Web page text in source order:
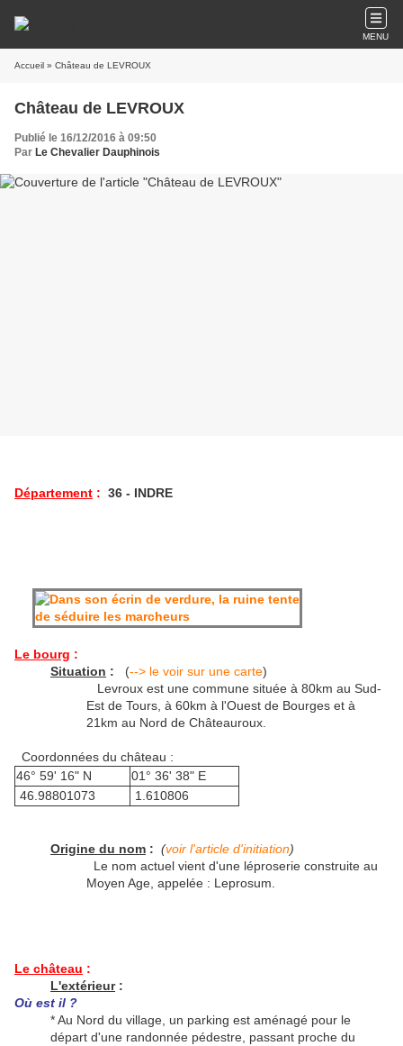
MENU
Accueil » Château de LEVROUX
Château de LEVROUX
Publié le 16/12/2016 à 09:50
Par Le Chevalier Dauphinois
Département : 36 - INDRE
Le bourg :
Situation : (--> le voir sur une carte)
Levroux est une commune située à 80km au Sud-
Est de Tours, à 60km à l'Ouest de Bourges et à
21km au Nord de Châteauroux.
Coordonnées du château :
46° 59' 16" N
01° 36' 38" E
46.98801073
1.610806
Origine du nom : (voir l'article d'initiation)
Le nom actuel vient d'une léproserie construite au
Moyen Age, appelée : Leprosum.
Le château :
L'extérieur:
Où est il ?
* Au Nord du village, un parking est aménagé pour le
départ d'une randonnée pédestre, passant proche du